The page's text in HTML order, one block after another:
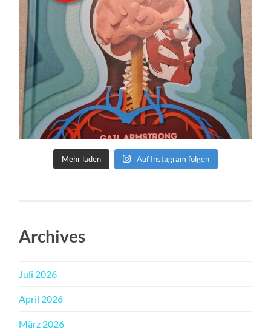
Mehr laden Auf Instagram folgen
Archives
Juli 2026
April 2026
März 2026